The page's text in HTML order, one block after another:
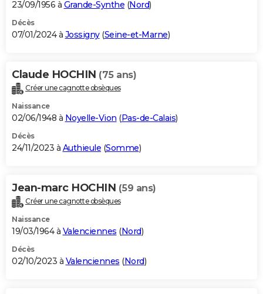
23/09/1956 à Grande-Synthe (Nord)
Décès
07/01/2024 à Jossigny(Seine-et-Marne)
Claude HOCHIN (75 ans)
Créer une cagnotte obsèques
Naissance
02/06/1948 à Noyelle-Vion (Pas-de-Calais)
Décès
24/11/2023 à Authieule (Somme)
Jean-marc HOCHIN (59 ans)
Créer une cagnotte obsèques
Naissance
19/03/1964 à Valenciennes (Nord)
Décès
02/10/2023 à Valenciennes (Nord)